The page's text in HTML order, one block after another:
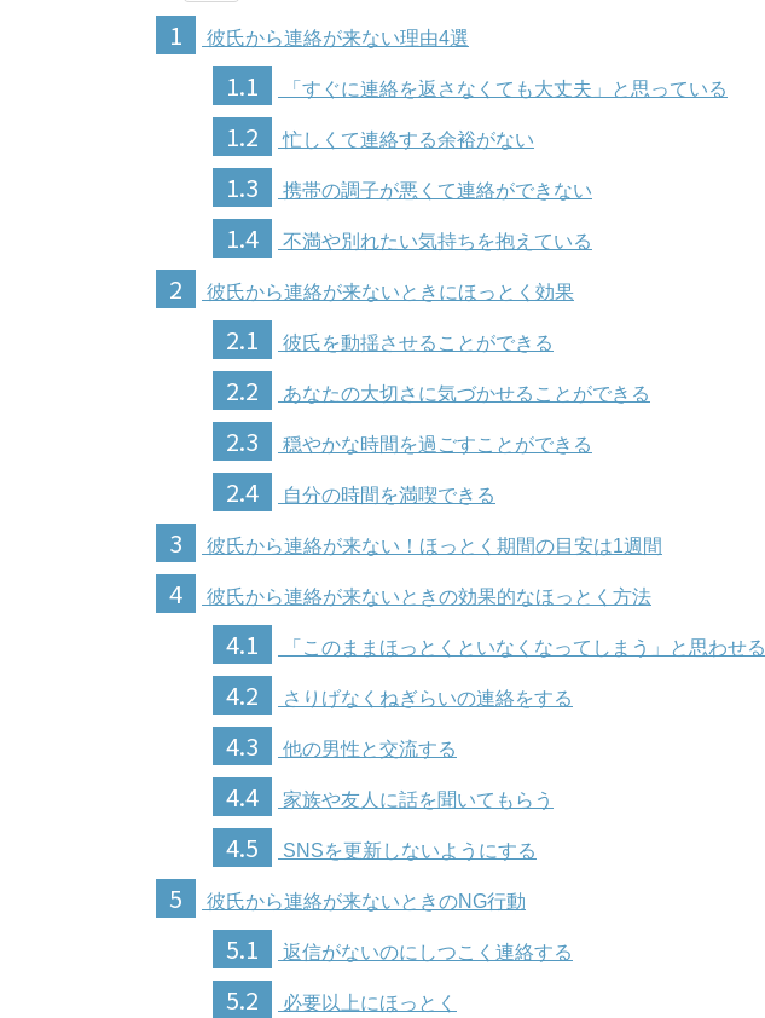
1
彼氏から連絡が来ない理由4選
1.1 「すぐに連絡を返さなくても大丈夫」と思っている
1.2 忙しくて連絡する余裕がない
1.3 携帯の調子が悪くて連絡ができない
1.4 不満や別れたい気持ちを抱えている
2 彼氏から連絡が来ないときにほっとく効果
2.1 彼氏を動揺させることができる
2.2 あなたの大切さに気づかせることができる
2.3 穏やかな時間を過ごすことができる
2.4 自分の時間を満喫できる
3 彼氏から連絡が来ない！ほっとく期間の目安は1週間
4 彼氏から連絡が来ないときの効果的なほっとく方法
4.1 「このままほっとくといなくなってしまう」と思わせる
4.2 さりげなくねぎらいの連絡をする
4.3 他の男性と交流する
4.4 家族や友人に話を聞いてもらう
4.5 SNSを更新しないようにする
5 彼氏から連絡が来ないときのNG行動
5.1 返信がないのにしつこく連絡する
5.2 必要以上にほっとく